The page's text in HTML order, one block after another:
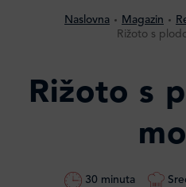
Naslovna Magazin
Rižoto s
Rižoto s
30 minuta